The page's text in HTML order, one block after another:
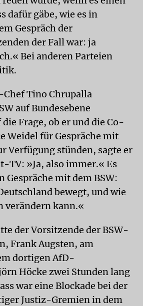
dafür gäbe, wie es in
Gespräch der
der Fall war: ja
Bei anderen Parteien
Tino Chrupalla
auf Bundesebene
Frage, ob er und die Co-
Weidel für Gespräche mit
Verfügung stünden, sagte er
TV: »Ja, also immer.« Es
Gespräche mit dem BSW:
bewegt, und wie
verändern kann.«
der Vorsitzende der BSW-
Frank Augsten, am
dortigen AfD-
Höcke zwei Stunden lang
war eine Blockade bei der
Justiz-Gremien in dem